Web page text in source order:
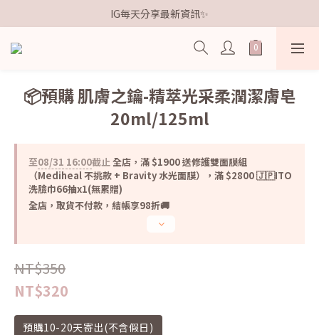
歡迎加入鐵粉社群🎟️
IG每天分享最新資訊✨
歡迎加入鐵粉社群🎟️
📦預購 肌膚之鑰-精萃光采柔潤潔膚皂
20ml/125ml
至08/31 16:00截止全店，滿 $1900 送修護雙面膜組
（Mediheal 不挑款 + Bravity 水光面膜），滿 $2800 🇯🇵ITO
洗臉巾66抽x1(無累贈)
全店，取貨不付款，結帳享98折🚚
NT$350
NT$320
預購10-20天寄出(不含假日)